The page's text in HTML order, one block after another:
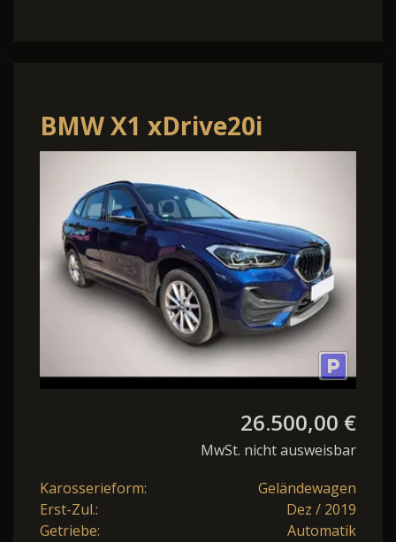
BMW X1 xDrive20i
Steptronic Advantage
LED Nav AHK
26.500,00 €
MwSt. nicht ausweisbar
Karosserieform:
Geländewagen
Erst-Zul.:
Dez / 2019
Getriebe:
Automatik